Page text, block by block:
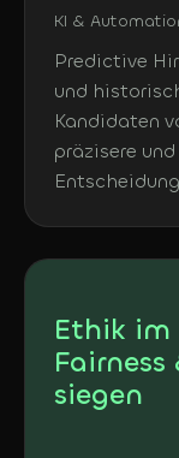
KI &
Predictive
und
Kandidaten
präzisere
Ethik im
Fairness
siegen